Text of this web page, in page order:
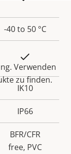
-40 to 50 °C
IK10
IP66
BFR/CFR
free, PVC
Verwenden
zu finden.